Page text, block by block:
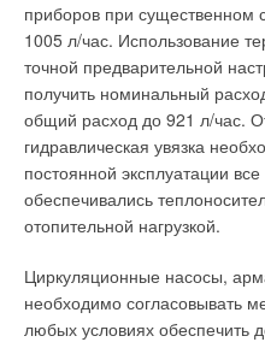
приборов при существенном
1005 л/час. Использование
точной предварительной
получить номинальный
общий расход до 921 л/час.
гидравлическая увязка
постоянной эксплуатации
обеспечивались
отопительной нагрузкой.
Циркуляционные насосы,
необходимо согласовывать
любых условиях обеспечить